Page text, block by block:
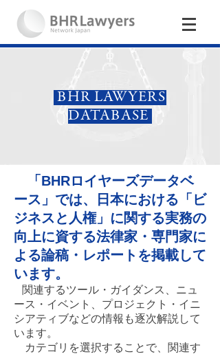
BHR LAWYERS
DATABASE
「BHRロイヤーズデータベ
ース」では、日本における「ビ
ジネスと人権」に関する実務の
向上に資する法律家・専門家に
よる論稿・レポートを掲載して
います。
関連するツール・ガイダンス、ニュ
ース・イベント、プロジェクト・イニ
シアティブなどの情報も逐次解説して
います。
カテゴリを選択することで、関連す